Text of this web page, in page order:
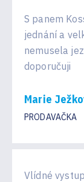
S panem
jednání a
nemusela
doporučuji
Marie
PRODAVAČKA
Vlídné